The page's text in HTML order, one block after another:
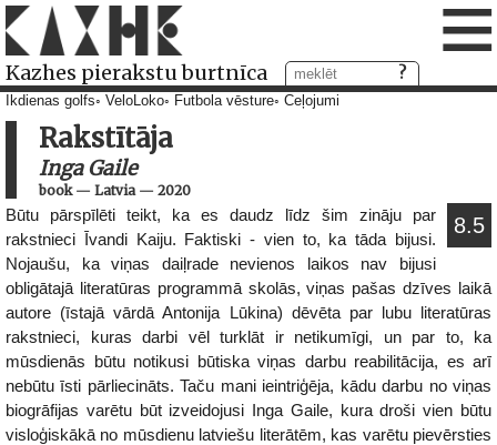
Kazhes pierakstu burtnīca ≡
Ikdienas golfs VeloLoko Futbola vēsture Ceļojumi
Rakstītāja
Inga Gaile
book— Latvia— 2020
8.5
Būtu pārspīlēti teikt, ka es daudz līdz šim zināju par
rakstnieci Īvandi Kaiju. Faktiski - vien to, ka tāda bijusi.
Nojaušu, ka viņas daiļrade nevienos laikos nav bijusi
obligātajā literatūras programmā skolās, viņas pašas dzīves laikā
autore (īstajā vārdā Antonija Lūkina) dēvēta par lubu literatūras
rakstnieci, kuras darbi vēl turklāt ir netikumīgi, un par to, ka
mūsdienās būtu notikusi būtiska viņas darbu reabilitācija, es arī
nebūtu īsti pārliecināts. Taču mani ieintriģēja, kādu darbu no viņas
biogrāfijas varētu būt izveidojusi Inga Gaile, kura droši vien būtu
visloģiskākā no mūsdienu latviešu literātēm, kas varētu pievērsties